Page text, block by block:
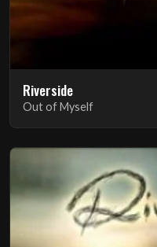
Riverside
Out of Myself